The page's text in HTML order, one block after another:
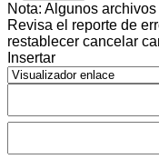
Nota: Algunos
Revisa el reporte de
restablecer cancelar
Insertar